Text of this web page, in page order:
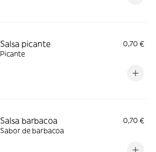
Salsa picante
0,70 €
Picante
Salsa barbacoa
0,70 €
Sabor de barbacoa